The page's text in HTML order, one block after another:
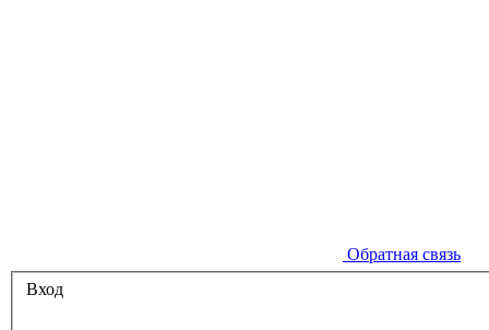
Обратная связь
Вход